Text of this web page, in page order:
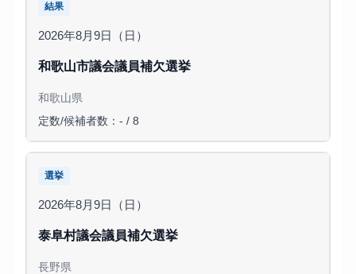
結果
2026年8月9日（日）
和歌山市議会議員補欠選挙
和歌山県
定数/候補者数：- / 8
選挙
2026年8月9日（日）
泰阜村議会議員補欠選挙
長野県